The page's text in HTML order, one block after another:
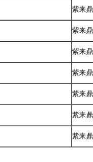
紫来鼎
紫来鼎
紫来鼎
紫来鼎
紫来鼎
紫来鼎
紫来鼎